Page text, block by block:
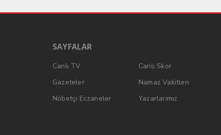
SAYFALAR
Canlı TV
Canlı Skor
Gazeteler
Namaz Vakitleri
Nöbetçi Eczaneler
Yazarlarımız